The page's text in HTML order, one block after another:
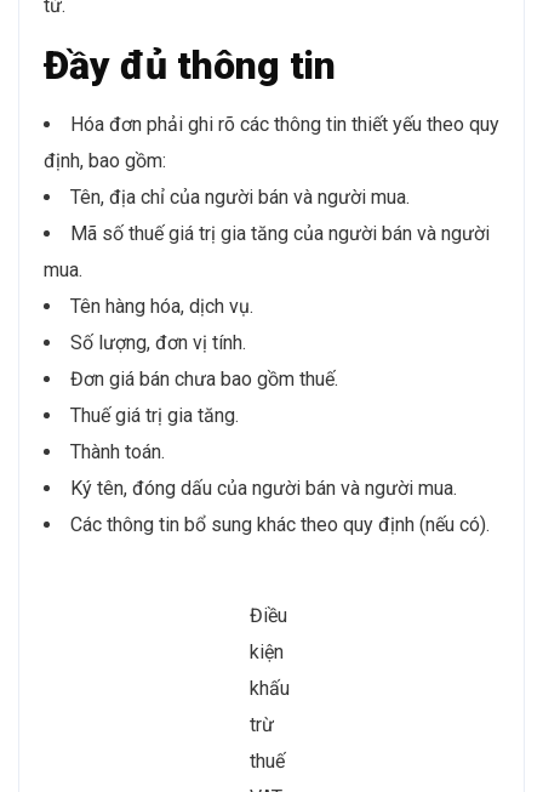
tử.
Đầy đủ thông tin
Hóa đơn phải ghi rõ các thông tin thiết yếu theo quy
định, bao gồm:
Tên, địa chỉ của người bán và người mua.
Mã số thuế giá trị gia tăng của người bán và người
mua.
Tên hàng hóa, dịch vụ.
Số lượng, đơn vị tính.
Đơn giá bán chưa bao gồm thuế.
Thuế giá trị gia tăng.
Thành toán.
Ký tên, đóng dấu của người bán và người mua.
Các thông tin bổ sung khác theo quy định (nếu có).
Điều
kiện
khấu
trừ
thuế